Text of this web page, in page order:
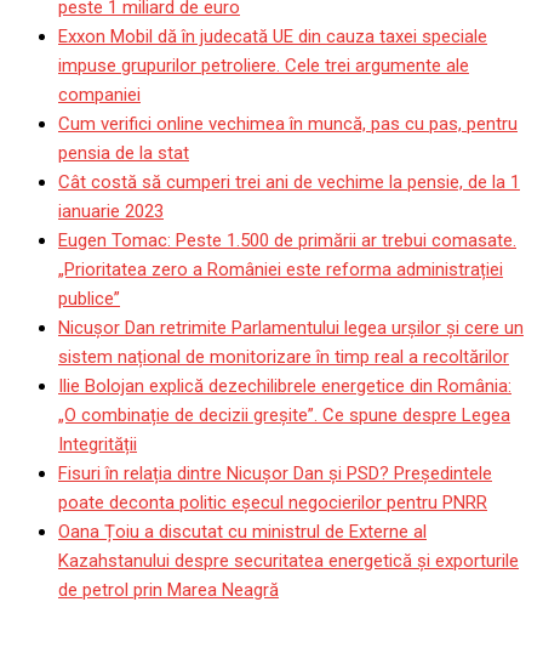
peste 1 miliard de euro
Exxon Mobil dă în judecată UE din cauza taxei speciale
impuse grupurilor petroliere. Cele trei argumente ale
companiei
Cum verifici online vechimea în muncă, pas cu pas, pentru
pensia de la stat
Cât costă să cumperi trei ani de vechime la pensie, de la 1
ianuarie 2023
Eugen Tomac: Peste 1.500 de primării ar trebui comasate.
„Prioritatea zero a României este reforma administrației
publice”
Nicușor Dan retrimite Parlamentului legea urșilor și cere un
sistem național de monitorizare în timp real a recoltărilor
Ilie Bolojan explică dezechilibrele energetice din România:
„O combinație de decizii greșite”. Ce spune despre Legea
Integrității
Fisuri în relația dintre Nicușor Dan și PSD? Președintele
poate deconta politic eșecul negocierilor pentru PNRR
Oana Țoiu a discutat cu ministrul de Externe al
Kazahstanului despre securitatea energetică și exporturile
de petrol prin Marea Neagră